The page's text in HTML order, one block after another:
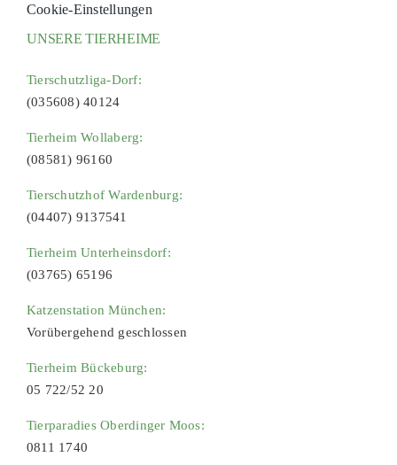
Cookie-Einstellungen
UNSERE TIERHEIME
Tierschutzliga-Dorf:
(035608) 40124
Tierheim Wollaberg:
(08581) 96160
Tierschutzhof Wardenburg:
(04407) 9137541
Tierheim Unterheinsdorf:
(03765) 65196
Katzenstation München:
Vorübergehend geschlossen
Tierheim Bückeburg:
05 722/52 20
Tierparadies Oberdinger Moos:
0811 1740